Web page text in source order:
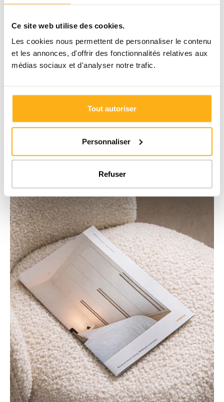
Ce site web utilise des cookies.
Les cookies nous permettent de personnaliser le contenu
et les annonces, d'offrir des fonctionnalités relatives aux
médias sociaux et d'analyser notre trafic.
Tout autoriser
Personnaliser
Refuser
Envie de repenser votre intérieur ou d’optimiser vos espaces ?
Recevez des idées sur mesure et des astuces utiles pour mieux
organiser vos placards.